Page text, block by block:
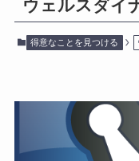
ウェルスダイ
得意なことを見つける